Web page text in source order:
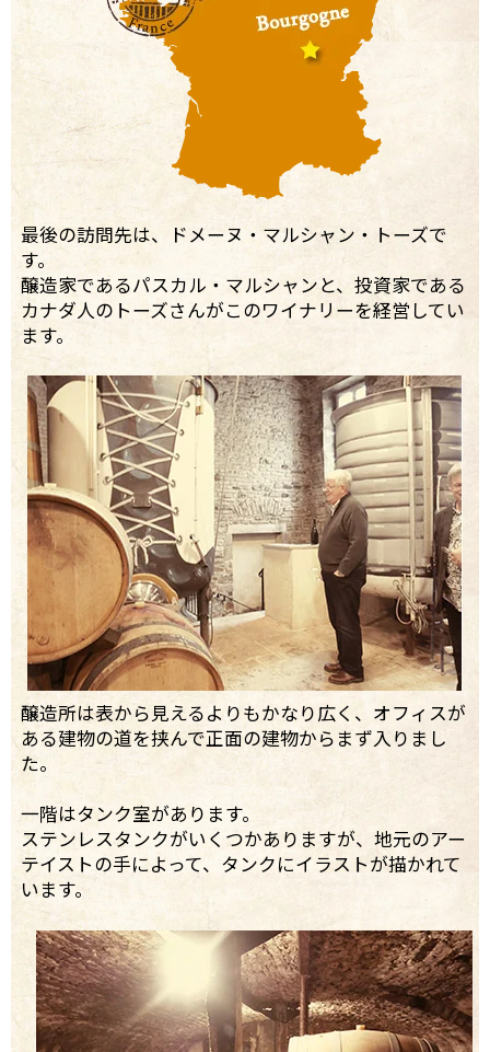
最後の訪問先は、ドメーヌ・マルシャン・トーズで
す。
醸造家であるパスカル・マルシャンと、投資家である
カナダ人のトーズさんがこのワイナリーを経営してい
ます。
醸造所は表から見えるよりもかなり広く、オフィスが
ある建物の道を挟んで正面の建物からまず入りまし
た。
一階はタンク室があります。
ステンレスタンクがいくつかありますが、地元のアー
テイストの手によって、タンクにイラストが描かれて
います。